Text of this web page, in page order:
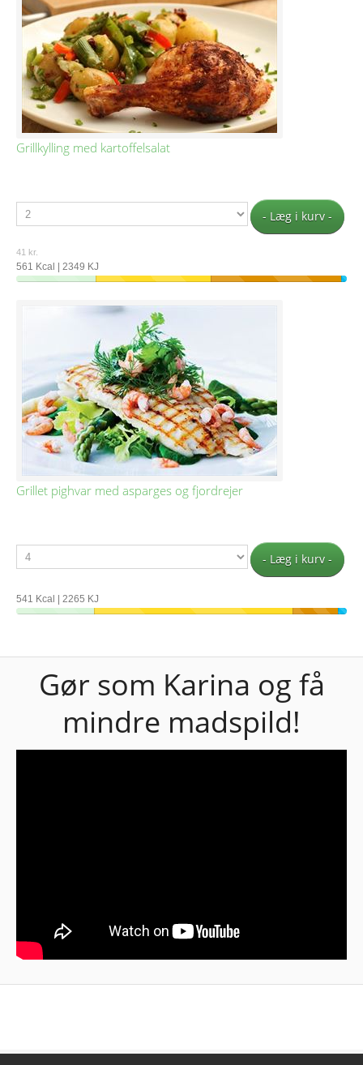
Grillkylling med kartoffelsalat
- Læg i kurv -
41 kr.
561 Kcal | 2349 KJ
Grillet pighvar med asparges og fjordrejer
- Læg i kurv -
541 Kcal | 2265 KJ
Gør som Karina og få
mindre madspild!